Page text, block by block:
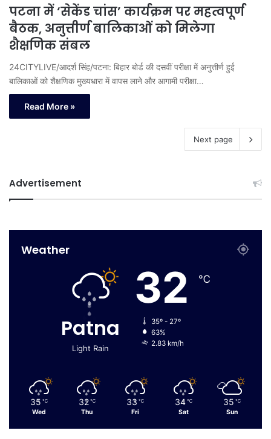
पटना में ‘सेकेंड चांस’ कार्यक्रम पर महत्वपूर्ण
बैठक, अनुत्तीर्ण बालिकाओं को मिलेगा
शैक्षणिक संबल
24CITYLIVE/आदर्श सिंह/पटना: बिहार बोर्ड की दसवीं परीक्षा में अनुत्तीर्ण हुई
बालिकाओं को शैक्षणिक मुख्यधारा में वापस लाने और आगामी परीक्षा…
Read More »
Next page
Advertisement
Weather
Patna
Light Rain
32 ℃
35º - 27º
63%
2.83 km/h
35 ℃
Wed
32 ℃
Thu
33 ℃
Fri
34 ℃
Sat
35 ℃
Sun